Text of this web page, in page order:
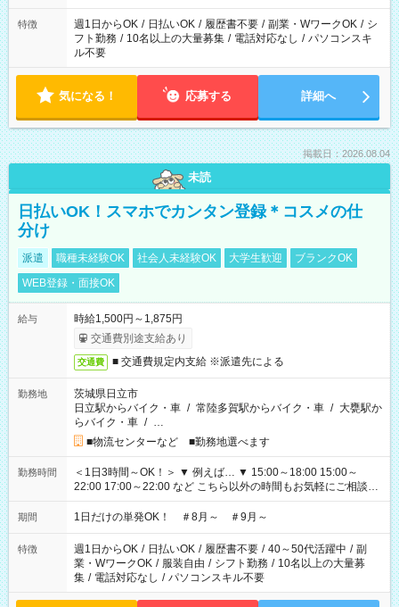
ください！
特徴 週1日からOK / 日払いOK / 履歴書不要 / 副業・WワークOK / シ
フト勤務 / 10名以上の大量募集 / 電話対応なし / パソコンスキ
ル不要
気になる！ 応募する 詳細へ
掲載日：2026.08.04
未読
日払いOK！スマホでカンタン登録＊コスメの仕
分け
派遣 職種未経験OK 社会人未経験OK 大学生歓迎
ブランクOK
WEB登録・面接OK
給与
時給1,500円～1,875円
交通費別途支給あり
交通費 ■ 交通費規定内支給 ※派遣先による
勤務地
茨城県日立市
日立駅からバイク・車 / 常陸多賀駅からバイク・車 / 大甕駅か
らバイク・車 / …
■物流センターなど ■勤務地選べます
勤務時間
＜1日3時間～OK！＞ ▼ 例えば… ▼ 15:00～18:00 15:00～
22:00 17:00～22:00 など こちら以外の時間もお気軽にご相談く
ださい！
期間 1日だけの単発OK！ ＃8月～ ＃9月～
特徴 週1日からOK / 日払いOK / 履歴書不要 / 40～50代活躍中 / 副
業・WワークOK / 服装自由 / シフト勤務 / 10名以上の大量募
集 / 電話対応なし / パソコンスキル不要